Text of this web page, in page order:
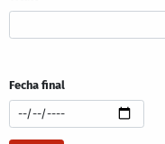
Fecha final